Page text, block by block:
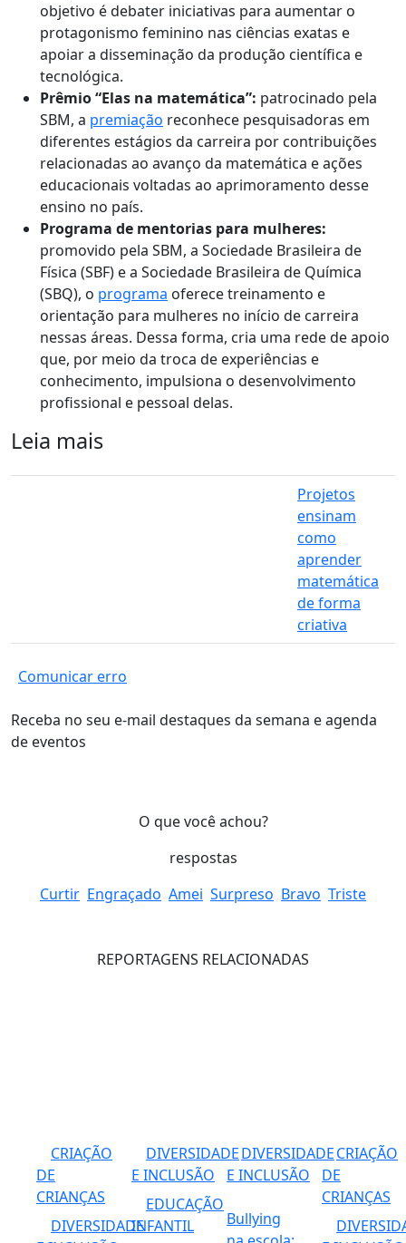
objetivo é debater iniciativas para aumentar o
protagonismo feminino nas ciências exatas e
apoiar a disseminação da produção científica e
tecnológica.
Prêmio “Elas na matemática”: patrocinado pela
SBM, a premiação reconhece pesquisadoras em
diferentes estágios da carreira por contribuições
relacionadas ao avanço da matemática e ações
educacionais voltadas ao aprimoramento desse
ensino no país.
Programa de mentorias para mulheres:
promovido pela SBM, a Sociedade Brasileira de
Física (SBF) e a Sociedade Brasileira de Química
(SBQ), o programa oferece treinamento e
orientação para mulheres no início de carreira
nessas áreas. Dessa forma, cria uma rede de apoio
que, por meio da troca de experiências e
conhecimento, impulsiona o desenvolvimento
profissional e pessoal delas.
Leia mais
Projetos
ensinam
como
aprender
matemática
de forma
criativa
Comunicar erro
Receba no seu e-mail destaques da semana e agenda
de eventos
O que você achou?
respostas
Curtir Engraçado Amei Surpreso Bravo Triste
REPORTAGENS RELACIONADAS
CRIAÇÃO
DE
CRIANÇAS
DIVERSIDADE
DIVERSIDADE
E INCLUSÃO
EDUCAÇÃO
INFANTIL
DIVERSIDADE
E INCLUSÃO
Bullying
CRIAÇÃO
DE
CRIANÇAS